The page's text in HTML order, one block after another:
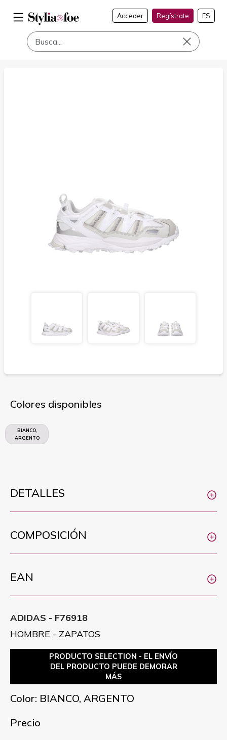
Acceder Regístrate ES
Colores disponibles
BIANCO,
ARGENTO
DETALLES
COMPOSICIÓN
EAN
ADIDAS - F76918
HOMBRE - ZAPATOS
PRODUCTO SELECTION - EL ENVÍO
DEL PRODUCTO PUEDE DEMORAR
MÁS
Color: BIANCO, ARGENTO
Precio